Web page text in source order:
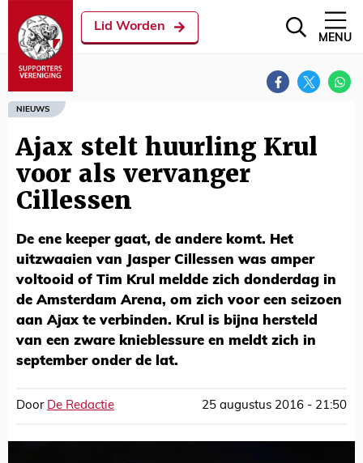
Lid Worden
MENU
NIEUWS
Ajax stelt huurling Krul
voor als vervanger
Cillessen
De ene keeper gaat, de andere komt. Het
uitzwaaien van Jasper Cillessen was amper
voltooid of Tim Krul meldde zich donderdag in
de Amsterdam Arena, om zich voor een seizoen
aan Ajax te verbinden. Krul is bijna hersteld
van een zware knieblessure en meldt zich in
september onder de lat.
Door De Redactie 25 augustus 2016 - 21:50